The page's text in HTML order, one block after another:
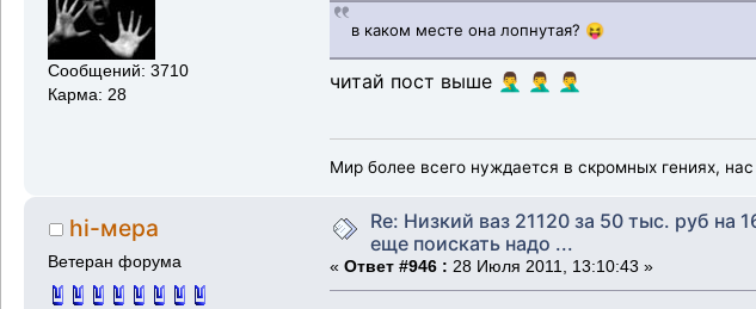
Сообщений: 3710
Карма: 28
в каком месте она лопнутая? 😝
читай пост выше 🤦‍♂️ 🤦‍♂️ 🤦‍♂️
Мир более всего нуждается в скромных гениях,
hi-мера
Ветеран форума
Re: Низкий ваз 21120 за 50 тыс. руб на
еще поискать надо ...
« Ответ #946 : 28 Июля 2011, 13:10:43 »